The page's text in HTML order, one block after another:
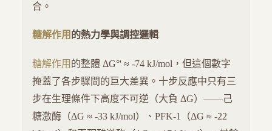
合。
糖解作用 的熱力學與調控邏輯
糖解作用 的整體 ΔG°' ≈ -74 kJ/mol，但這個數字
掩蓋了各步驟間的巨大差異。十步反應中只有三
步在生理條件下高度不可逆（大負 ΔG）——己
糖激酶（ΔG ≈ -33 kJ/mol）、PFK-1（ΔG ≈ -22